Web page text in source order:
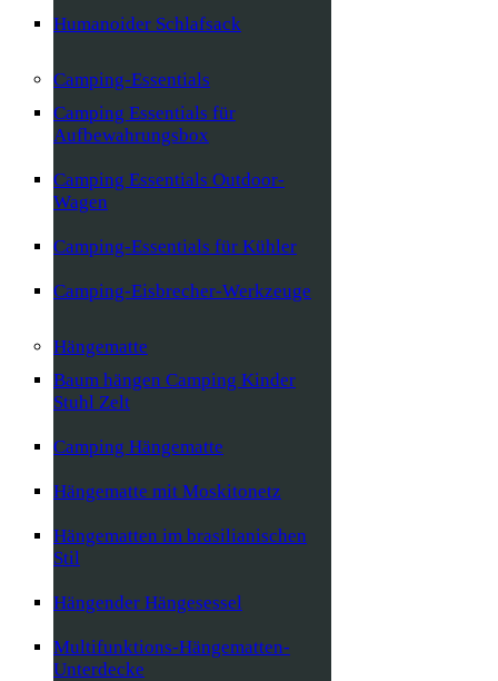
Humanoider Schlafsack
Camping-Essentials
Camping Essentials für
Aufbewahrungsbox
Camping Essentials Outdoor-
Wagen
Camping-Essentials für Kühler
Camping-Eisbrecher-Werkzeuge
Hängematte
Baum hängen Camping Kinder
Stuhl Zelt
Camping Hängematte
Hängematte mit Moskitonetz
Hängematten im brasilianischen
Stil
Hängender Hängesessel
Multifunktions-Hängematten-
Unterdecke